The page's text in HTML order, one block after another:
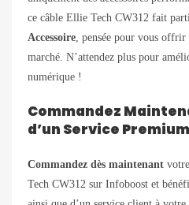
ce câble Ellie Tech CW312 fait
Accessoire, pensée pour vous
marché. N’attendez plus pour
numérique !
Commandez
d’un Service Premium
Commandez dès maintenant
Tech CW312 sur Infoboost et